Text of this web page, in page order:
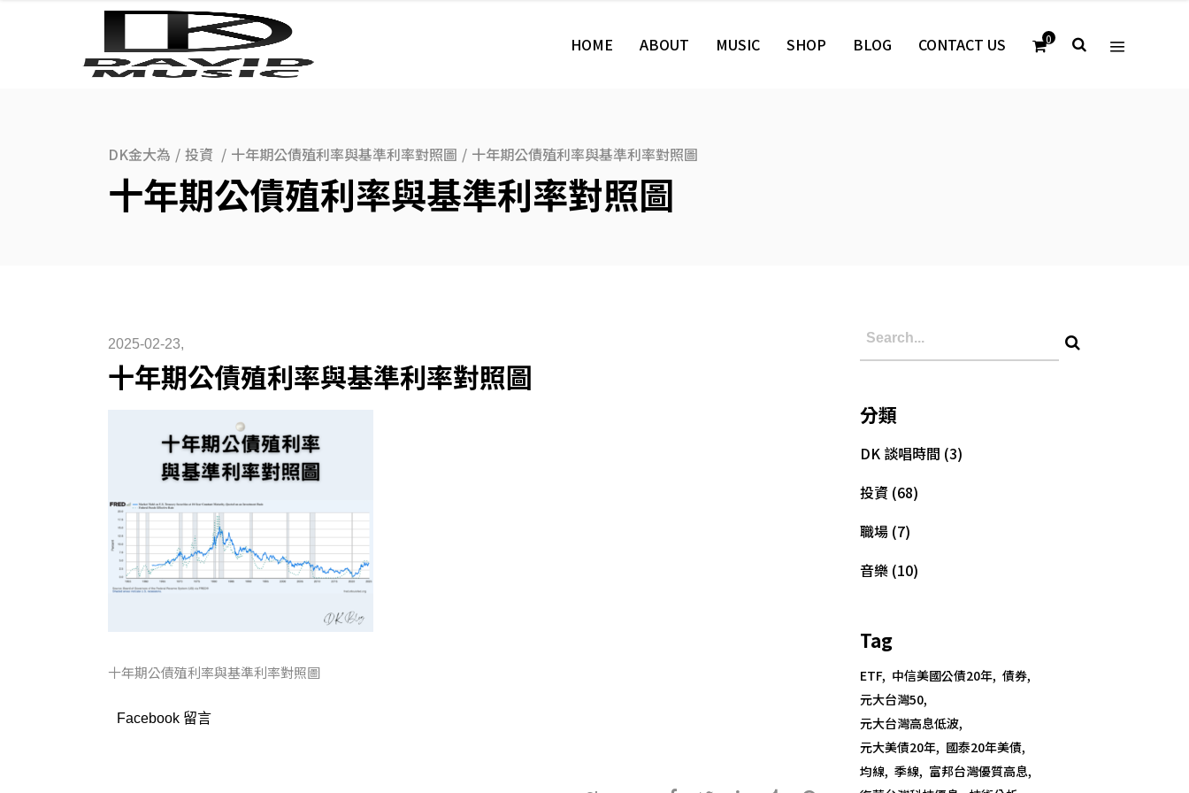
HOME ABOUT MUSIC SHOP BLOG CONTACT US 0
DK金大為 / 投資 / 十年期公債殖利率與基準利率對照圖 / 十年期公債殖利率與基準利率對照圖
十年期公債殖利率與基準利率對照圖
2025-02-23
十年期公債殖利率與基準利率對照圖
十年期公債殖利率與基準利率對照圖
Facebook 留言
分類
DK 談唱時間 (3)
投資 (68)
職場 (7)
音樂 (10)
Tag
ETF 中信美國公債20年 債券
元大台灣50
元大台灣高息低波
元大美債20年 國泰20年美債
均線 季線 富邦台灣優質高息